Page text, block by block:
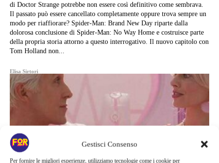
Gestisci Consenso
Per fornire le migliori esperienze, utilizziamo tecnologie come i cookie per
di Doctor Strange potrebbe non essere così definitivo come sembrava.
Il passato può essere cancellato completamente oppure trova sempre un
modo per riaffiorare? Spider-Man: Brand New Day riparte dalla
dolorosa conclusione di Spider-Man: No Way Home e costruisce parte
della propria storia attorno a questo interrogativo. Il nuovo capitolo con
Tom Holland non...
Elisa Sirtori